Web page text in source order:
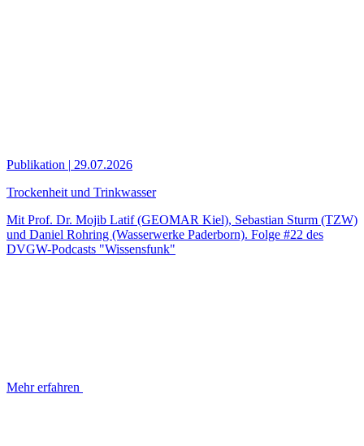
Publikation | 29.07.2026
Trockenheit und Trinkwasser
Mit Prof. Dr. Mojib Latif (GEOMAR Kiel), Sebastian Sturm (TZW)
und Daniel Rohring (Wasserwerke Paderborn). Folge #22 des
DVGW-Podcasts "Wissensfunk"
Mehr erfahren